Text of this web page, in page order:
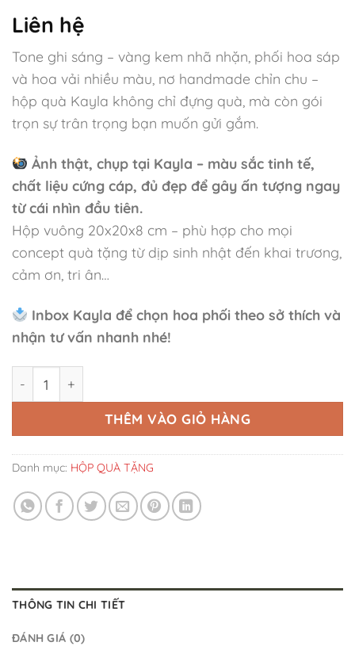
Liên hệ
Tone ghi sáng – vàng kem nhã nhặn, phối hoa sáp
và hoa vải nhiều màu, nơ handmade chỉn chu –
hộp quà Kayla không chỉ đựng quà, mà còn gói
trọn sự trân trọng bạn muốn gửi gắm.
Ảnh thật, chụp tại Kayla – màu sắc tinh tế,
chất liệu cứng cáp, đủ đẹp để gây ấn tượng ngay
từ cái nhìn đầu tiên.
Hộp vuông 20x20x8 cm – phù hợp cho mọi
concept quà tặng từ dịp sinh nhật đến khai trương,
cảm ơn, tri ân…
Inbox Kayla để chọn hoa phối theo sở thích và
nhận tư vấn nhanh nhé!
THÊM VÀO GIỎ HÀNG
Danh mục: HỘP QUÀ TẶNG
THÔNG TIN CHI TIẾT
ĐÁNH GIÁ (0)